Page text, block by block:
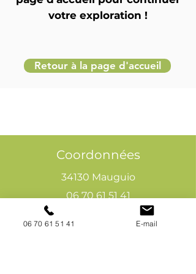
votre exploration !
Retour à la page d'accueil
Coordonnées
34130 Mauguio
06 70 61 51 41
cogivia@gmail.com
06 70 61 51 41 E-mail